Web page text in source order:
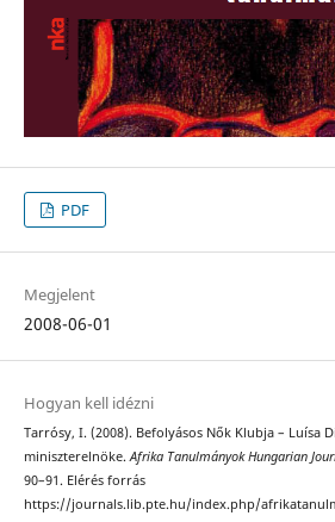
PDF
Megjelent
2008-06-01
Hogyan kell idézni
Tarrósy, I. (2008). Befolyásos Nők Klubja – Luísa
miniszterelnöke.Afrika Tanulmányok Hungarian
90–91. Elérés forrás
https://journals.lib.pte.hu/index.php/